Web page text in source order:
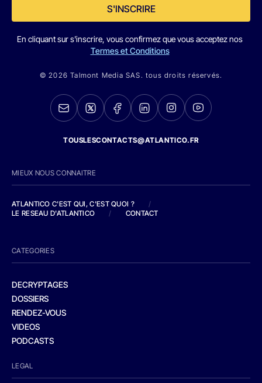
S'INSCRIRE
En cliquant sur s'inscrire, vous confirmez que vous acceptez nos
Termes et Conditions
© 2026 Talmont Media SAS. tous droits réservés.
TOUSLESCONTACTS@ATLANTICO.FR
MIEUX NOUS CONNAITRE
ATLANTICO C'EST QUI, C'EST QUOI ?
/
LE RESEAU D'ATLANTICO
/ CONTACT
CATEGORIES
DECRYPTAGES
DOSSIERS
RENDEZ-VOUS
VIDEOS
PODCASTS
LEGAL